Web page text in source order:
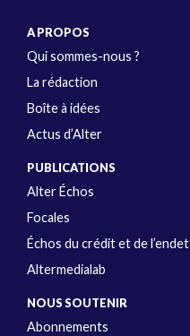
A PROPOS
Qui sommes-nous ?
La rédaction
Boîte à idées
Actus d’Alter
PUBLICATIONS
Alter Échos
Focales
Échos du crédit et de
Altermedialab
NOUS SOUTENIR
Abonnements